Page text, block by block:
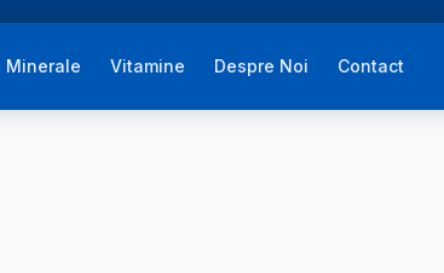
Minerale Vitamine Despre Noi Contact